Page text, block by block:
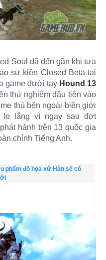
Soul đã đến gần khi tựa
sự kiện Closed Beta tại
game dưới tay Hound 13
thử nghiệm đầu tiên vào
thủ bên ngoài biên giới
lo lắng vì ngay sau đợt
hành trên 13 quốc gia
chỉnh Tiếng Anh.
phẩm đồ họa xứ Hàn sẽ có